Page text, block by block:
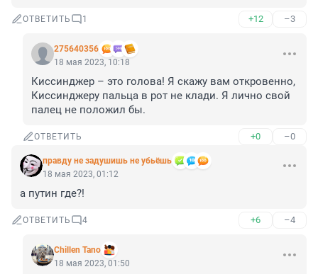
ОТВЕТИТЬ 1 +12 –3
275640356
18 мая 2023, 10:18
Киссинджер – это голова! Я скажу вам откровенно,
Киссинджеру пальца в рот не клади. Я лично свой
палец не положил бы.
ОТВЕТИТЬ +0 –0
правду не задушишь не убьёшь
18 мая 2023, 01:12
а путин где?!
ОТВЕТИТЬ 4 +6 –4
Chillen Tano
18 мая 2023, 01:50